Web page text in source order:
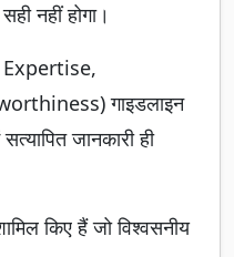
नहीं होगा।
Expertise,
गाइडलाइन
जानकारी ही
किए हैं जो विश्वसनीय